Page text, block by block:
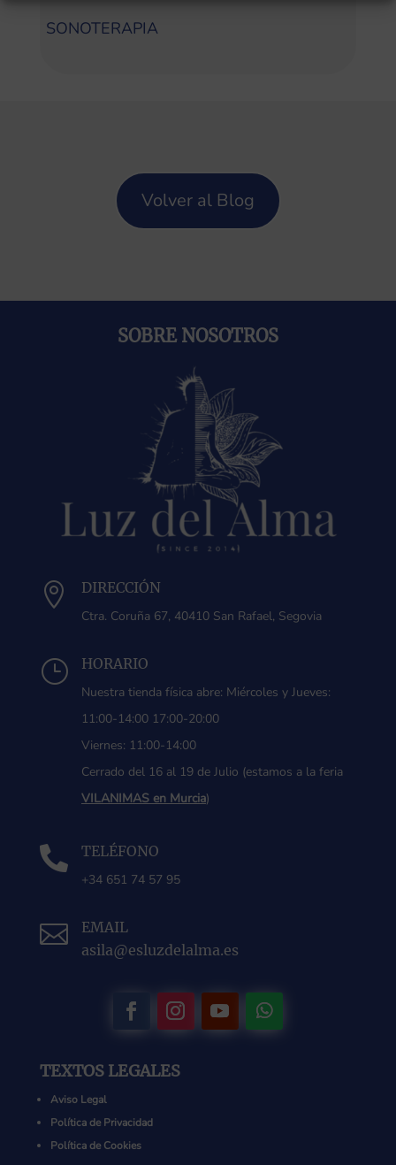
SONOTERAPIA
Volver al Blog
SOBRE NOSOTROS
 DIRECCIÓN
Ctra. Coruña 67, 40410 San Rafael, Segovia
} HORARIO
Nuestra tienda física abre: Miércoles y Jueves:
11:00-14:00 17:00-20:00
Viernes: 11:00-14:00
Cerrado del 16 al 19 de Julio (estamos a la feria
VILANIMAS en Murcia)
 TELÉFONO
+34 651 74 57 95

EMAIL
asila@esluzdelalma.es
TEXTOS LEGALES
Aviso Legal
Política de Privacidad
Política de Cookies